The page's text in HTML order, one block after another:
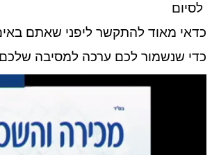
לסיום
כדאי מאוד להתקשר ליפני שאתם באים
כדי שנשמור לכם ערכה למסיבה שלכם